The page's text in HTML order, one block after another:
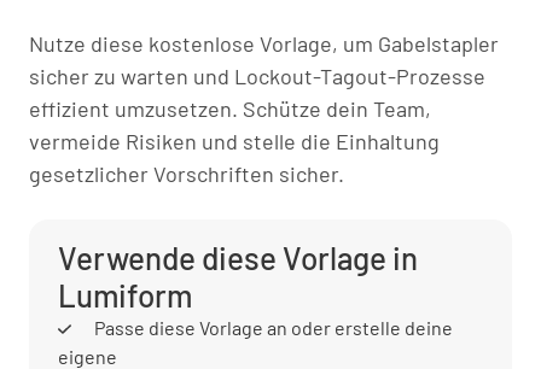
Nutze diese kostenlose Vorlage, um Gabelstapler
sicher zu warten und Lockout-Tagout-Prozesse
effizient umzusetzen. Schütze dein Team,
vermeide Risiken und stelle die Einhaltung
gesetzlicher Vorschriften sicher.
Verwende diese Vorlage in
Lumiform
Passe diese Vorlage an oder erstelle deine
eigene